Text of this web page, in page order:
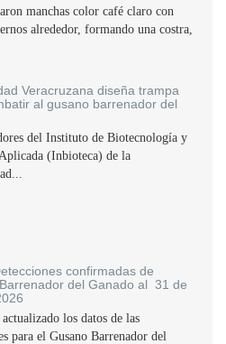
manchas color café claro con
alrededor, formando una costra,
Veracruzana diseña trampa
al gusano barrenador del
del Instituto de Biotecnología y
(Inbioteca) de la
confirmadas de
del Ganado al 31 de
los datos de las
para el Gusano Barrenador del